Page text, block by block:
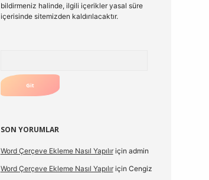
bildirmeniz halinde, ilgili içerikler yasal süre
içerisinde sitemizden kaldırılacaktır.
SON YORUMLAR
Word Çerçeve Ekleme Nasıl Yapılıriçin admin
Word Çerçeve Ekleme Nasıl Yapılıriçin Cengiz